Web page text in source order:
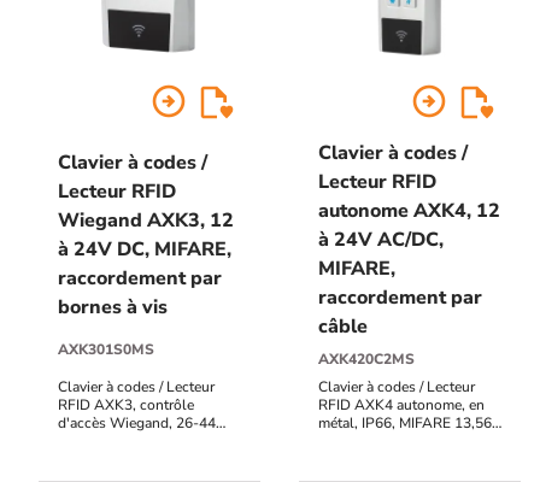
arrow_circle_right
Clavier à codes /
Lecteur RFID
Wiegand AXK3, 12
à 24V DC, MIFARE,
raccordement par
bornes à vis
AXK301S0MS
Clavier à codes / Lecteur
RFID AXK3, contrôle
d'accès Wiegand, 26-44
(Classic, DESFire,
arrow_circle_right
Clavier à codes /
Lecteur RFID
autonome AXK4, 12
à 24V AC/DC,
MIFARE,
raccordement par
câble
AXK420C2MS
Clavier à codes / Lecteur
RFID AXK4 autonome, en
métal, IP66, MIFARE 13,56
AC/DC, 999 utilisateurs, 2